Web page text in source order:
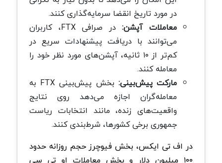
در مورد تاریخ انقضا سرمایه‌گذاری کنند.
معاملات آپشن:
در صرافی FTX، کاربران
می‌توانند با دریافت پیشنهادات سریع در
کم‌تر از ۱۰ ثانیه، آپشن‌های مورد نظر خود را
معامله کنند.
مارکت پیش‌بینی:
بخش پیش‌بینی FTX به
معامله‌گران اجازه می‌دهد روی نتایج
واقعیت‌های زنده، مانند انتخابات ریاست
جمهوری برخی کشورها، شرط‌بندی کنند.
در اف تی ایکس، بخش فیوچرز حجم روزانه حدود
۱۰۰ میلیون دلار و بخش معاملات او تی سی